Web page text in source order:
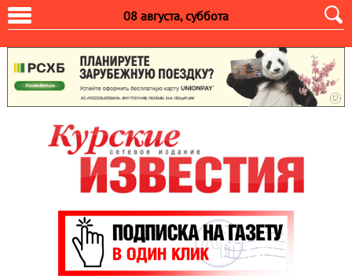
08 августа, суббота